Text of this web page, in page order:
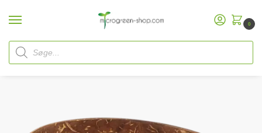
0
Hjem Microgreen Shop